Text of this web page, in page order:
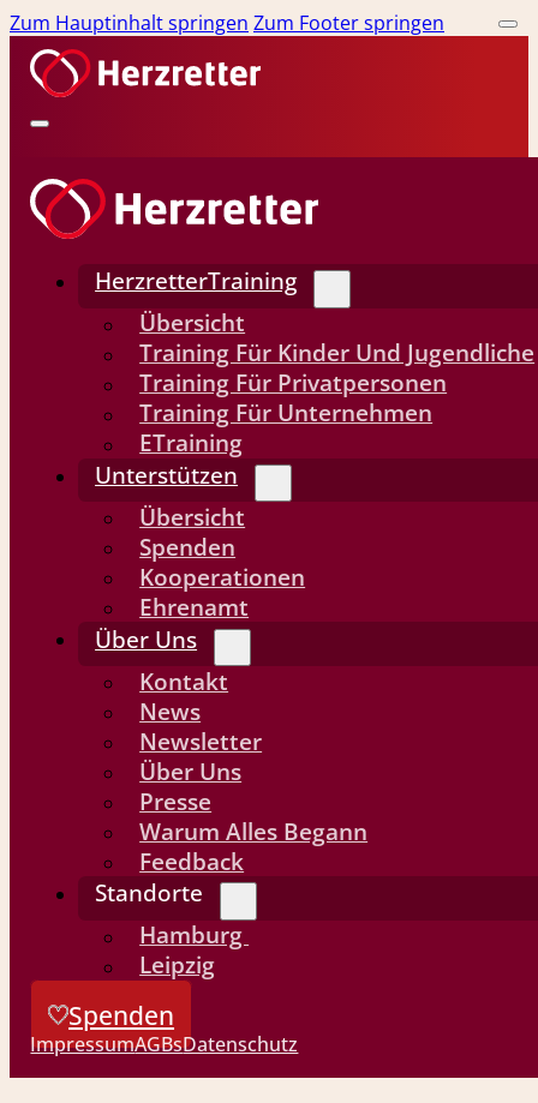
Zum Hauptinhalt springen Zum Footer springen
HerzretterTraining
Übersicht
Training Für Kinder Und Jugendliche
Training Für Privatpersonen
Training Für Unternehmen
ETraining
Unterstützen
Übersicht
Spenden
Kooperationen
Ehrenamt
Über Uns
Kontakt
News
Newsletter
Über Uns
Presse
Warum Alles Begann
Feedback
Standorte
Hamburg
Leipzig
Spenden
ImpressumAGBsDatenschutz